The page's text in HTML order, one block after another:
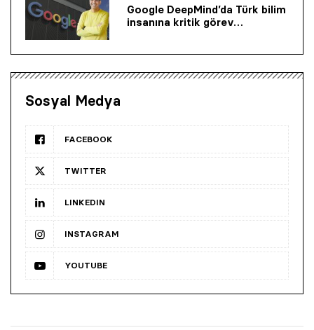
Google DeepMind’da Türk bilim
insanına kritik görev…
Sosyal Medya
FACEBOOK
TWITTER
LINKEDIN
INSTAGRAM
YOUTUBE